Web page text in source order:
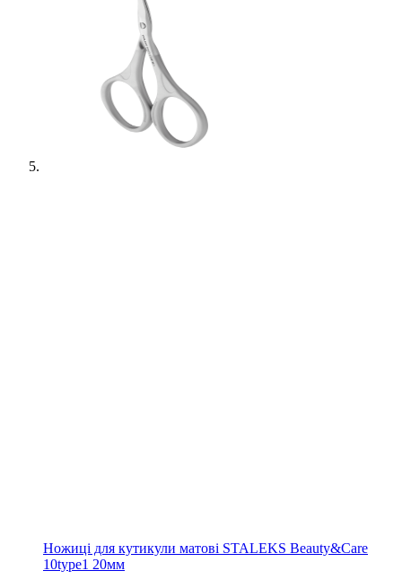
Ножиці для кутикули матові STALEKS Beauty&Care
10type1 20мм